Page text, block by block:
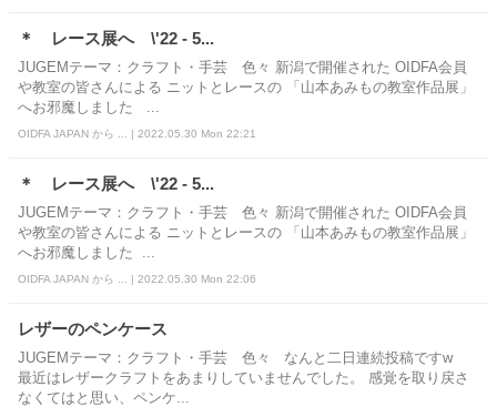
＊ レース展へ \'22 - 5...
JUGEMテーマ：クラフト・手芸 色々 新潟で開催された OIDFA会員
や教室の皆さんによる ニットとレースの 「山本あみもの教室作品展」
へお邪魔しました ...
OIDFA JAPAN から ... | 2022.05.30 Mon 22:21
＊ レース展へ \'22 - 5...
JUGEMテーマ：クラフト・手芸 色々 新潟で開催された OIDFA会員
や教室の皆さんによる ニットとレースの 「山本あみもの教室作品展」
へお邪魔しました ...
OIDFA JAPAN から ... | 2022.05.30 Mon 22:06
レザーのペンケース
JUGEMテーマ：クラフト・手芸 色々 なんと二日連続投稿ですw
最近はレザークラフトをあまりしていませんでした。 感覚を取り戻さ
なくてはと思い、ペンケ...